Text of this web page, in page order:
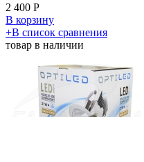
2 400 Р
В корзину
​+В список сравнения
товар в наличии